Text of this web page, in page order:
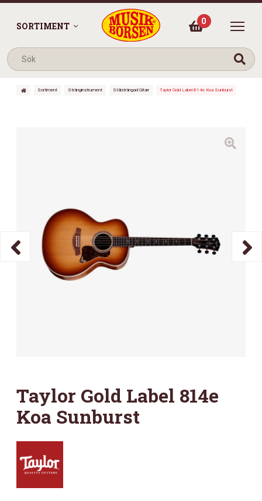
SORTIMENT 0
Sortiment Stränginstrument Stålsträngad Gitarr Taylor Gold Label 814e Koa Sunburst
Taylor Gold Label 814e
Koa Sunburst